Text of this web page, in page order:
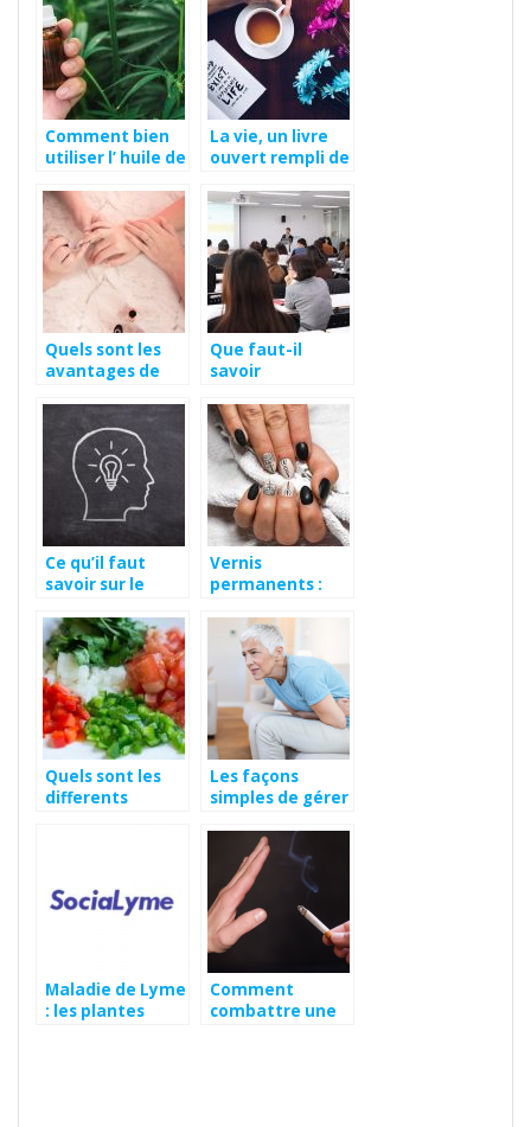
Comment bien
utiliser l’ huile de
La vie, un livre
ouvert rempli de
Quels sont les
avantages de
vernis a ongles ?
Que faut-il
savoir
salon du bien-
etre bio et
therapie de
Bordeaux ?
Ce qu’il faut
savoir sur le
Vernis
permanents :
c’est et
comment
l’enlever ?
Quels sont les
differents
Les façons
simples de gérer
Maladie de Lyme
: les plantes
Comment
combattre une